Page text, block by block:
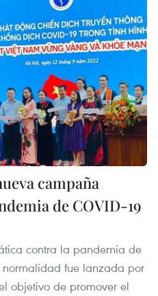
campaña
de COVID-19
contra la pandemia de
fue lanzada por
objetivo de promover el